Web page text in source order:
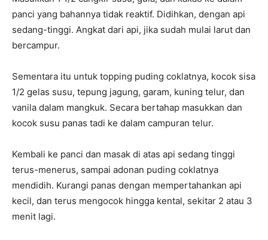
panci yang bahannya tidak reaktif. Didihkan, dengan api
sedang-tinggi. Angkat dari api, jika sudah mulai larut dan
bercampur.
Sementara itu untuk topping puding coklatnya, kocok sisa
1/2 gelas susu, tepung jagung, garam, kuning telur, dan
vanila dalam mangkuk. Secara bertahap masukkan dan
kocok susu panas tadi ke dalam campuran telur.
Kembali ke panci dan masak di atas api sedang tinggi
terus-menerus, sampai adonan puding coklatnya
mendidih. Kurangi panas dengan mempertahankan api
kecil, dan terus mengocok hingga kental, sekitar 2 atau 3
menit lagi.